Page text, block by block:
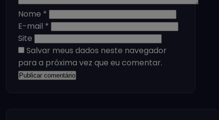
Nome *
E-mail *
Site
Salvar meus dados neste navegador
para a próxima vez que eu comentar.